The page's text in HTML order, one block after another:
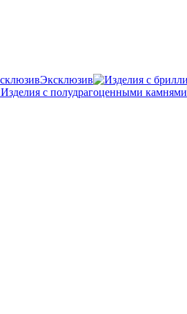
Эксклюзив
Изделия с полудрагоценными камнями